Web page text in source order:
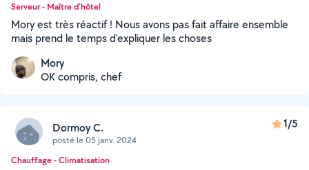
Serveur - Maître d'hôtel
Mory est très réactif ! Nous avons pas fait affaire ensemble
mais prend le temps d’expliquer les choses
Mory
OK compris, chef
Dormoy C.
posté le 05 janv. 2024
1/5
Chauffage - Climatisation